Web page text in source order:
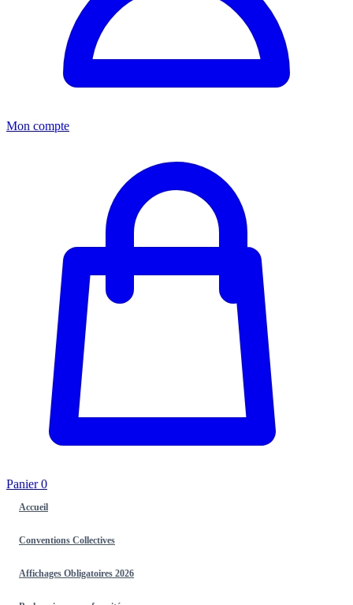
Mon compte
Panier0
Accueil
Conventions Collectives
Affichages Obligatoires 2026